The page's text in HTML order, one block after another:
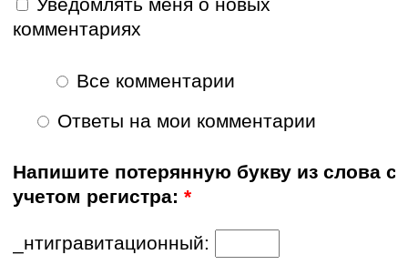
комментариях
Все комментарии
Ответы на мои комментарии
Напишите потерянную букву из слова с
учетом регистра:*
_нтигравитационный: